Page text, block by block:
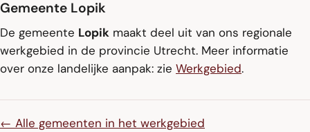
Gemeente Lopik
De gemeente Lopik maakt deel uit van ons regionale
werkgebied in de provincie Utrecht. Meer informatie
over onze landelijke aanpak: zie Werkgebied.
← Alle gemeenten in het werkgebied